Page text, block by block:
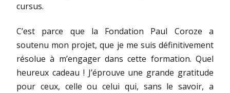
cursus.
C’est parce que la Fondation Paul Coroze a
soutenu mon projet, que je me suis définitivement
résolue à m’engager dans cette formation. Quel
heureux cadeau ! J’éprouve une grande gratitude
pour ceux, celle ou celui qui, sans le savoir, a